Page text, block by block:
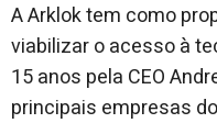
A Arklok tem como
viabilizar o acesso à
15 anos pela CEO
principais empresas